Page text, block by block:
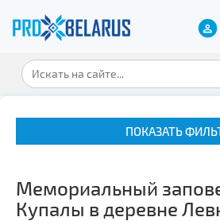
ПОКАЗАТЬ
Мемориальный
Купалы в деревне